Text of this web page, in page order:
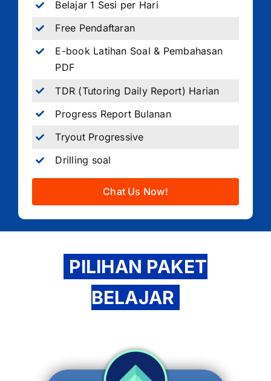
Belajar 1 Sesi per Hari
Free Pendaftaran
E-book Latihan Soal & Pembahasan
PDF
TDR (Tutoring Daily Report) Harian
Progress Report Bulanan
Tryout Progressive
Drilling soal
Chat Us Now!
PILIHAN PAKET
BELAJAR